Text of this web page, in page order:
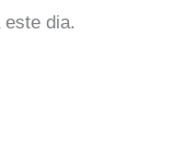
dia.